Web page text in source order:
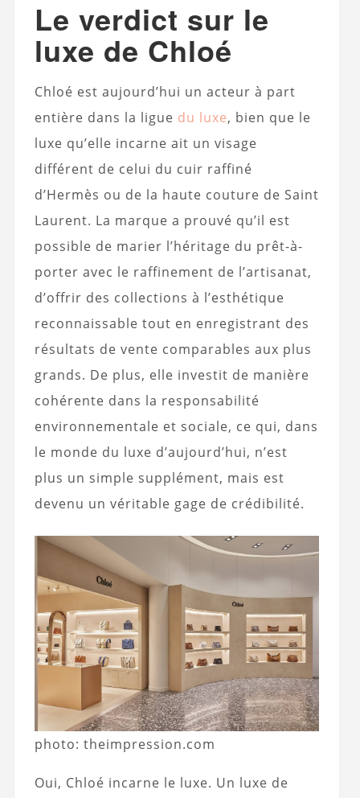
Le verdict sur le
luxe de Chloé
Chloé est aujourd’hui un acteur à part
entière dans la ligue du luxe, bien que le
luxe qu’elle incarne ait un visage
différent de celui du cuir raffiné
d’Hermès ou de la haute couture de Saint
Laurent. La marque a prouvé qu’il est
possible de marier l’héritage du prêt-à-
porter avec le raffinement de l’artisanat,
d’offrir des collections à l’esthétique
reconnaissable tout en enregistrant des
résultats de vente comparables aux plus
grands. De plus, elle investit de manière
cohérente dans la responsabilité
environnementale et sociale, ce qui, dans
le monde du luxe d’aujourd’hui, n’est
plus un simple supplément, mais est
devenu un véritable gage de crédibilité.
photo: theimpression.com
Oui, Chloé incarne le luxe. Un luxe de